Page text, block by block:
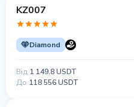
KZ007
Diamond
Від 1 149.8 USDT
До 118 556 USDT